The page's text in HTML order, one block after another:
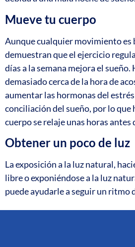
Mueve tu cuerpo
Aunque cualquier movimiento es
demuestran que el ejercicio
días a la semana mejora el
demasiado cerca de la hora de
aumentar las hormonas del
conciliación del sueño, por lo que
cuerpo se relaje unas horas antes
Obtener un poco de luz
La exposición a la luz natural,
libre o exponiéndose a la luz
puede ayudarle a seguir un ritmo